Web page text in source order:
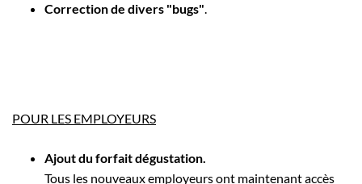
Correction de divers "bugs".
POUR LES EMPLOYEURS
Ajout du forfait dégustation.
Tous les nouveaux employeurs ont maintenant accès